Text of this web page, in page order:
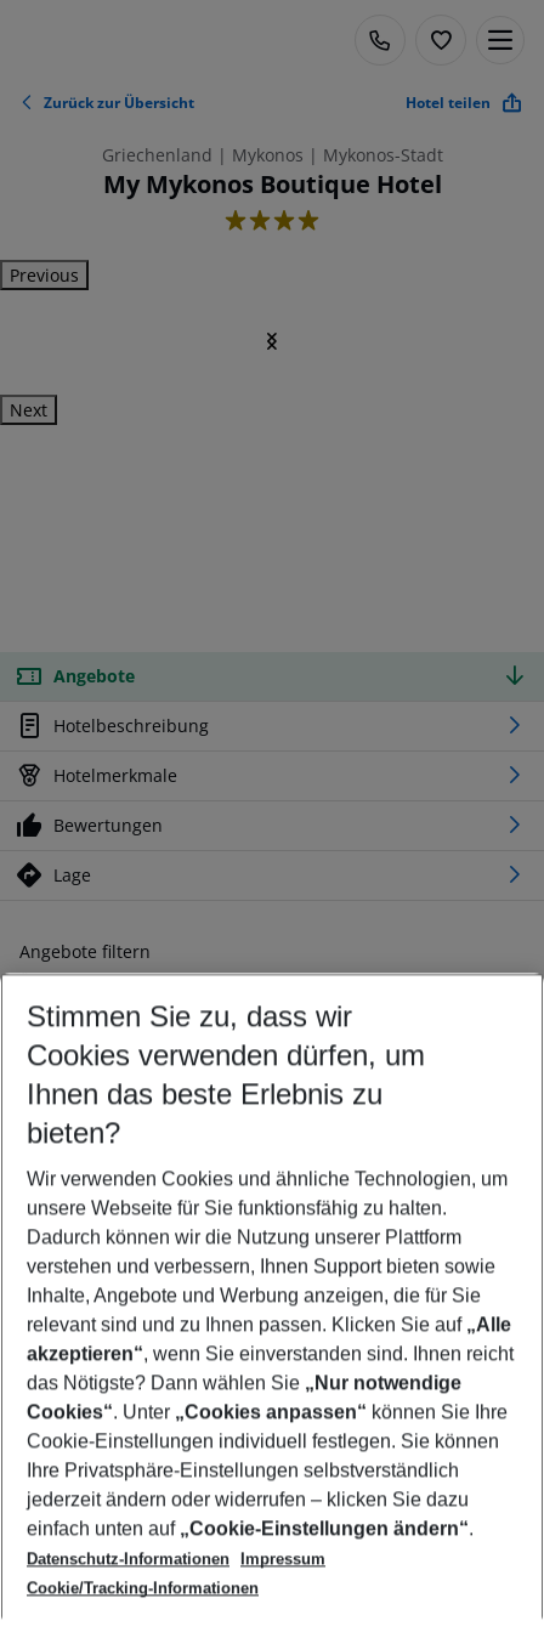
Zurück zur Übersicht Hotel teilen
Griechenland | Mykonos | Mykonos-Stadt
My Mykonos Boutique Hotel
4
Previous
Next
Angebote
Hotelbeschreibung
Hotelmerkmale
Bewertungen
Lage
Angebote filtern
Ändern Sie Ihre Kriterien nach Ihren Wünschen
Abflughafen wählen
Beliebiger Abflughafen
Reisezeitraum wählen
11.08.26– 09.08.27 5-8 Nächte
2 Erwachsene Keine Kinder
Mehr Filter anzeigen
Footer
Footer navigation
Über uns
AGB
Cookie-Einstellungen ändern
Cookie-Richtlinie
Datenschutz
Service & Hilfe
Barrierefreies Reisen
Check-in
Folgen Sie uns
Stimmen Sie zu, dass wir
Cookies verwenden dürfen, um
Ihnen das beste Erlebnis zu
bieten?
Wir verwenden Cookies und ähnliche Technologien, um
unsere Webseite für Sie funktionsfähig zu halten.
Dadurch können wir die Nutzung unserer Plattform
verstehen und verbessern, Ihnen Support bieten sowie
Inhalte, Angebote und Werbung anzeigen, die für Sie
relevant sind und zu Ihnen passen. Klicken Sie auf „Alle
akzeptieren“, wenn Sie einverstanden sind. Ihnen reicht
das Nötigste? Dann wählen Sie „Nur notwendige
Cookies“. Unter „Cookies anpassen“ können Sie Ihre
Cookie-Einstellungen individuell festlegen. Sie können
Ihre Privatsphäre-Einstellungen selbstverständlich
jederzeit ändern oder widerrufen – klicken Sie dazu
einfach unten auf „Cookie-Einstellungen ändern“.
Datenschutz-Informationen
Impressum
Cookie/Tracking-Informationen